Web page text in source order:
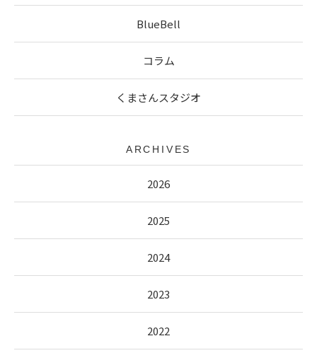
BlueBell
コラム
くまさんスタジオ
ARCHIVES
2026
2025
2024
2023
2022